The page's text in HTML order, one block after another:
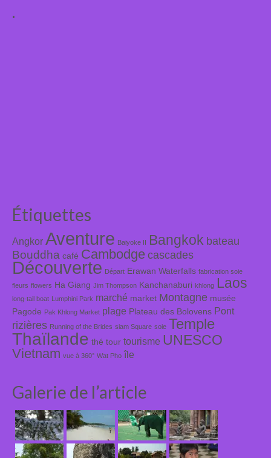
.
Étiquettes
Angkor Aventure Baiyoke II Bangkok bateau
Bouddha café Cambodge cascades
Découverte Départ Erawan Waterfalls fabrication soie
fleurs flowers Ha Giang Jim Thompson Kanchanaburi khlong Laos
long-tail boat Lumphini Park marché market Montagne musée
Pagode Pak Khlong Market plage Plateau des Bolovens Pont
rizières Running of the Brides siam Square soie Temple
Thaïlande thé tour tourisme UNESCO
Vietnam vue à 360° Wat Pho île
Galerie de l’article